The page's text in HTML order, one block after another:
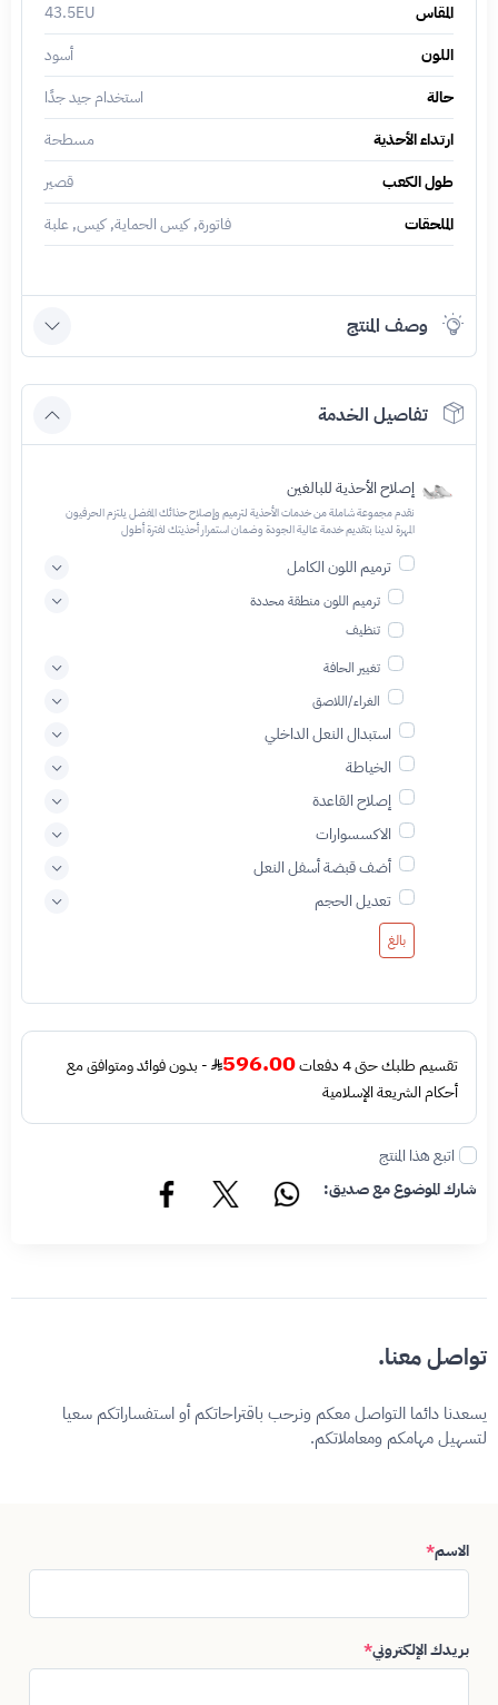
المقاس
43.5EU
اللون
أسود
حالة
استخدام جيد جدًا
ارتداء الأحذية
مسطحة
طول الكعب
قصير
الملحقات
فاتورة, كيس الحماية, كيس, علبة
وصف المنتج
تفاصيل الخدمة
إصلاح الأحذية للبالغين
نقدم مجموعة شاملة من خدمات الأحذية لترميم وإصلاح حذائك المفضل يلتزم الحرفيون
المهرة لدينا بتقديم خدمة عالية الجودة وضمان استمرار أحذيتك لفترة أطول
ترميم اللون الكامل
ترميم اللون منطقة محددة
تنظيف
تغيير الحافة
الغراء/اللاصق
استبدال النعل الداخلي
الخياطة
إصلاح القاعدة
الاكسسوارات
أضف قبضة أسفل النعل
تعديل الحجم
بالغ
تقسيم طلبك حتى 4 دفعات 596.00
- بدون فوائد ومتوافق مع
أحكام الشريعة الإسلامية
اتبع هذا المنتج
شارك الموضوع مع صديق:
تواصل معنا.
يسعدنا دائما التواصل معكم ونرحب باقتراحاتكم أو استفساراتكم سعيا
لتسهيل مهامكم ومعاملاتكم.
الاسم*
بريدك الإلكتروني*